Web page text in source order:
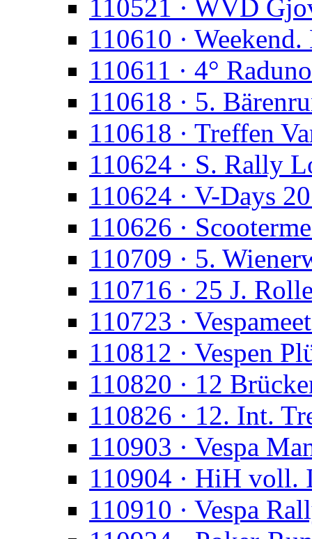
110521 · WVD
110610 ·
110611 · 4°
110618 · 5.
110618 · Treffen
110624 · S. Rally
110624 · V-Days
110626 ·
110709 · 5.
110716 · 25 J.
110723 ·
110812 · Vespen
110820 · 12
110826 · 12. Int.
110903 · Vespa
110904 · HiH voll.
110910 · Vespa